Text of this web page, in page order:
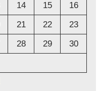
14 15
16
21 22
23
28 29
30